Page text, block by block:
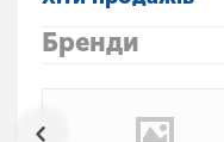
Бренди